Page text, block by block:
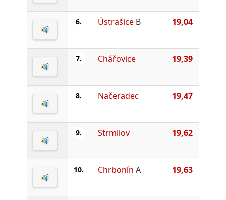
6. ÚstrašiceB 19,04
7. Chářovice 19,39
8. Načeradec 19,47
9. Strmilov 19,62
10. Chrbonín A 19,63